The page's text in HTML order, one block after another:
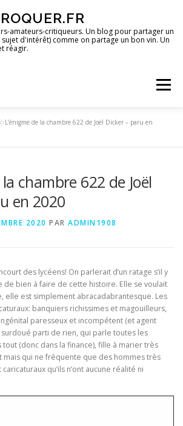
amateurs-critiqueurs. Un blog pour partager un
d'intérêt) comme on partage un bon vin. Un
réagir.
Menu
DES SPECTACLES DES OPINIONS
»L’énigme de la chambre 622 de Joël Dicker – paru en
la chambre 622 de Joël
en 2020
2020 PAR ADMIN1908
des lycéens! On parlerait d’un ratage s’il y
de bien à faire de cette histoire. Elle se voulait
elle est simplement abracadabrantesque. Les
banquiers richissimes et magouilleurs,
paresseux et incompétent (et agent
parti de rien, qui parle toutes les
tout (donc dans la finance), fille à marier très
mais qui ne fréquente que des hommes très
qu’ils n’ont aucune réalité ni